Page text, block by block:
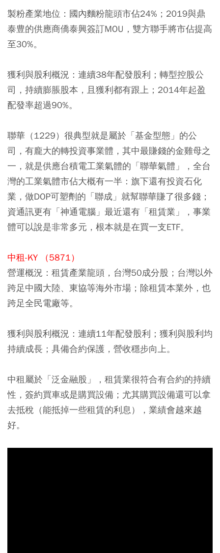
製粉產業地位： 國內麵粉龍頭市佔24%；2019與鼎
泰豊的供應商僑泰興簽訂MOU，雙方聯手將市佔提高
至30%。
獲利與股利概況： 連續38年配發股利；轉型控股公
司，持續膨脹股本，且獲利都有跟上；2014年起盈
配發率超過90%。
聯華（1229）很典型就是屬於「基金型態」的公
司，有龐大的轉投資事業體，其中最賺錢的金雞母之
一，就是供應台積電工業氣體的「聯華氣體」，全台
灣的工業氣體市佔大概有一半：旗下還有投資石化
業，做DOP可塑劑的「聯成」就幫聯華賺了很多錢；
資通訊更有「神通電腦」最近還有「租賃業」， 事業
體可以說是非常多元，根本就是在買一支ETF。
中租-KY （5871）
營運概況：租賃產業龍頭，台灣50成分股；台灣以外
跨足中國大陸、東協等海外市場；除租賃本業外，也
跨足全民電廠等。
獲利與股利概況：連續11年配發股利；獲利與股利均
持續成長；具備合約保護，營收穩步向上。
中租屬於「泛金融股」， 租賃業很符合有合約的持續
性，簽約買車或是購買設備；尤其購買設備還可以拿
去抵稅（能抵掉一些租賃的利息），業績會越來越
好。